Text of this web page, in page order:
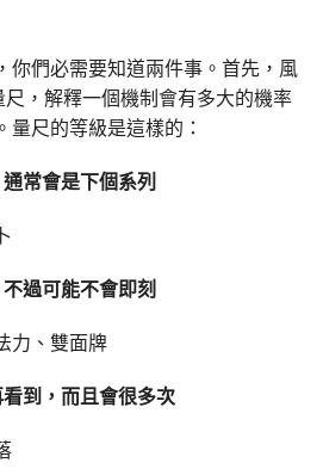
你們必需要知道兩件事。首先，風
，解釋一個機制會有多大的機率
尺的等級是這樣的：
常會是下個系列
過可能不會即刻
力、雙面牌
到，而且會很多次